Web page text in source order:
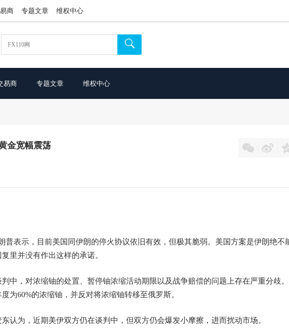
商 专题文章 维权中心

易商 专题文章 维权中心
金宽幅震荡  
普表示，目前美国同伊朗的停火协议依旧有效，但极其脆弱。美国方案是伊朗绝不
里并没有作出这样的承诺。
中，对浓缩铀的处置、暂停铀浓缩活动期限以及战争赔偿的问题上存在严重分歧
为60%的浓缩铀，并反对将浓缩铀转移至俄罗斯。
认为，近期美伊双方仍在谈判中，但双方仍会爆发小摩擦，进而扰动市场。